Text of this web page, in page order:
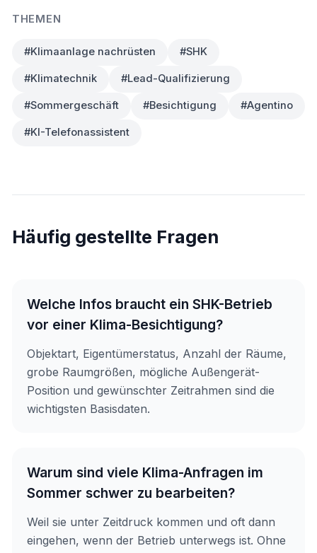
THEMEN
#Klimaanlage nachrüsten #SHK
#Klimatechnik #Lead-Qualifizierung
#Sommergeschäft #Besichtigung #Agentino
#KI-Telefonassistent
Häufig gestellte Fragen
Welche Infos braucht ein SHK-Betrieb
vor einer Klima-Besichtigung?
Objektart, Eigentümerstatus, Anzahl der Räume,
grobe Raumgrößen, mögliche Außengerät-
Position und gewünschter Zeitrahmen sind die
wichtigsten Basisdaten.
Warum sind viele Klima-Anfragen im
Sommer schwer zu bearbeiten?
Weil sie unter Zeitdruck kommen und oft dann
eingehen, wenn der Betrieb unterwegs ist. Ohne